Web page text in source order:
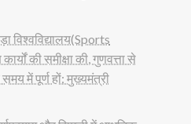
विश्वविद्यालय(Sports
की समीक्षा की, गुणवत्ता से
में पूर्ण हों: मुख्यमंत्री